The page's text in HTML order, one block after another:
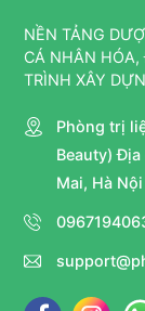
NỀN TẢNG
CÁ NHÂN
TRÌNH XÂY
Phòng trị
Beauty)
Mai, Hà Nội